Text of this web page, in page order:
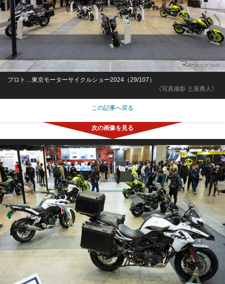
《写真撮影 土屋勇人》
プロト…東京モーターサイクルショー2024（29/107）
この記事へ戻る